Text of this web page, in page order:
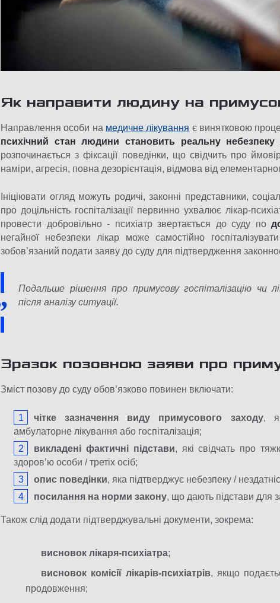
Як направити людину на
Направлення особи на медичне лікування є винятковою
психічний стан людини становить реальну
розпочинається з фіксації поведінки, що свідчить про
наміри, агресія, повна дезорієнтація, відмова від
Ініціювати огляд можуть родичі, законні представники,
про доцільність госпіталізації первинно ухвалює лікар-
провести добровільно - психіатр звертається до суду по
негайної небезпеки лікар може самостійно
зобов’язаний подати заяву до суду для підтвердження
Подальше рішення про примусову госпіталізацію чи
після аналізу ситуації.
Зразок позовною заяви про
Зміст позову до суду обов’язково повинен включати:
чітке зазначення виду примусового заходу,
амбулаторне лікування або госпіталізація;
викладені фактичні підстави, які свідчать про
здоров’ю особи / третіх осіб;
опис поведінки, яка підтверджує небезпеку /
посилання на норми закону, що дають підстави для
Також слід додати підтверджувальні документи, зокрема:
висновок лікаря-психіатра;
висновок комісії лікарів-психіатрів, якщо
продовження;